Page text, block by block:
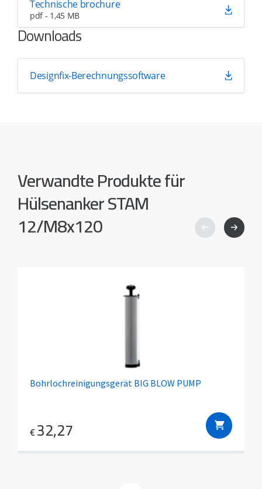
Technische brochure
pdf - 1,45 MB
Downloads
Designfix-Berechnungssoftware
Verwandte Produkte für
Hülsenanker STAM
12/M8x120
Bohrlochreinigungsgerät BIG BLOW PUMP
€ 32,27